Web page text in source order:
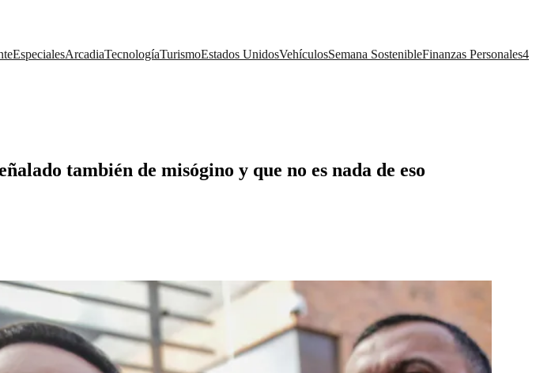
EspecialesArcadiaTecnologíaTurismoEstados UnidosVehículosSemana SostenibleFinanzas Personales4
también de misógino y que no es nada de eso